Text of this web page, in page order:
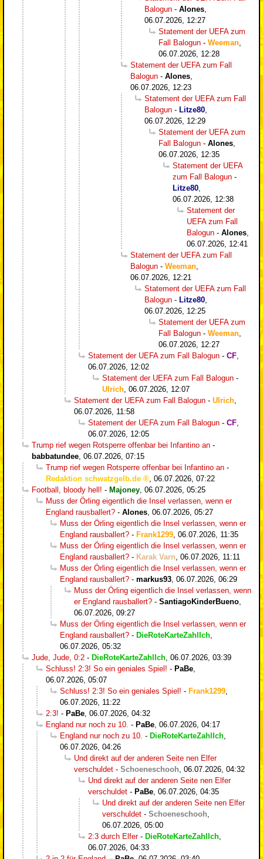
Balogun - Alones,
06.07.2026, 12:27
Statement der UEFA zum
Fall Balogun - Weeman,
06.07.2026, 12:28
Statement der UEFA zum Fall
Balogun - Alones,
06.07.2026, 12:23
Statement der UEFA zum Fall
Balogun - Litze80,
06.07.2026, 12:29
Statement der UEFA zum
Fall Balogun - Alones,
06.07.2026, 12:35
Statement der UEFA
zum Fall Balogun -
Litze80,
06.07.2026, 12:38
Statement der
UEFA zum Fall
Balogun - Alones,
06.07.2026, 12:41
Statement der UEFA zum Fall
Balogun - Weeman,
06.07.2026, 12:21
Statement der UEFA zum Fall
Balogun - Litze80,
06.07.2026, 12:25
Statement der UEFA zum
Fall Balogun - Weeman,
06.07.2026, 12:27
Statement der UEFA zum Fall Balogun - CF,
06.07.2026, 12:02
Statement der UEFA zum Fall Balogun -
Ulrich, 06.07.2026, 12:07
Statement der UEFA zum Fall Balogun - Ulrich,
06.07.2026, 11:58
Statement der UEFA zum Fall Balogun - CF,
06.07.2026, 12:05
Trump rief wegen Rotsperre offenbar bei Infantino an -
babbatundee, 06.07.2026, 07:15
Trump rief wegen Rotsperre offenbar bei Infantino an -
Redaktion schwatzgelb.de
, 06.07.2026, 07:22
Football, bloody hell! - Majoney, 06.07.2026, 05:25
Muss der Örling eigentlich die Insel verlassen, wenn er
England rausballert? - Alones, 06.07.2026, 05:27
Muss der Örling eigentlich die Insel verlassen, wenn er
England rausballert? - Frank1299, 06.07.2026, 11:35
Muss der Örling eigentlich die Insel verlassen, wenn er
England rausballert? - Karak Varn, 06.07.2026, 11:11
Muss der Örling eigentlich die Insel verlassen, wenn er
England rausballert? - markus93, 06.07.2026, 06:29
Muss der Örling eigentlich die Insel verlassen, wenn
er England rausballert? - SantiagoKinderBueno,
06.07.2026, 09:27
Muss der Örling eigentlich die Insel verlassen, wenn er
England rausballert? - DieRoteKarteZahlIch,
06.07.2026, 05:32
Jude, Jude, 0:2 - DieRoteKarteZahlIch, 06.07.2026, 03:39
Schluss! 2:3! So ein geniales Spiel! - PaBe,
06.07.2026, 05:07
Schluss! 2:3! So ein geniales Spiel! - Frank1299,
06.07.2026, 11:22
2:3! - PaBe, 06.07.2026, 04:32
England nur noch zu 10. - PaBe, 06.07.2026, 04:17
England nur noch zu 10. - DieRoteKarteZahlIch,
06.07.2026, 04:26
Und direkt auf der anderen Seite nen Elfer
verschuldet - Schoeneschooh, 06.07.2026, 04:32
Und direkt auf der anderen Seite nen Elfer
verschuldet - PaBe, 06.07.2026, 04:35
Und direkt auf der anderen Seite nen Elfer
verschuldet - Schoeneschooh,
06.07.2026, 05:00
2:3 durch Elfer- DieRoteKarteZahlIch,
06.07.2026, 04:33